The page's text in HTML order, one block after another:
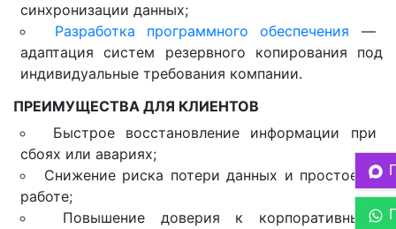
синхронизации данных;
Разработка программного обеспечения —
адаптация систем резервного копирования под
индивидуальные требования компании.
ПРЕИМУЩЕСТВА ДЛЯ КЛИЕНТОВ
Быстрое восстановление информации при
сбоях или авариях;
Снижение риска потери данных и простоев в
работе;
Повышение доверия к корпоративным